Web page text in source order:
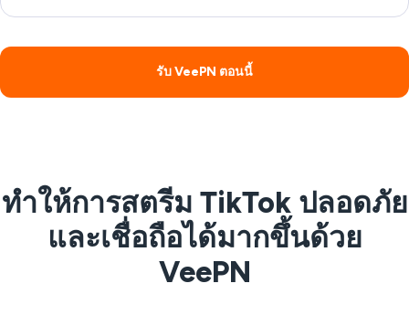
รับ VeePN ตอนนี้
ทำให้การสตรีม TikTok ปลอดภัย
และเชื่อถือได้มากขึ้นด้วย
VeePN